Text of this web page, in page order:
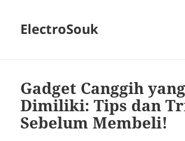
ElectroSouk
Gadget Canggih
Dimiliki: Tips dan
Sebelum Membeli!